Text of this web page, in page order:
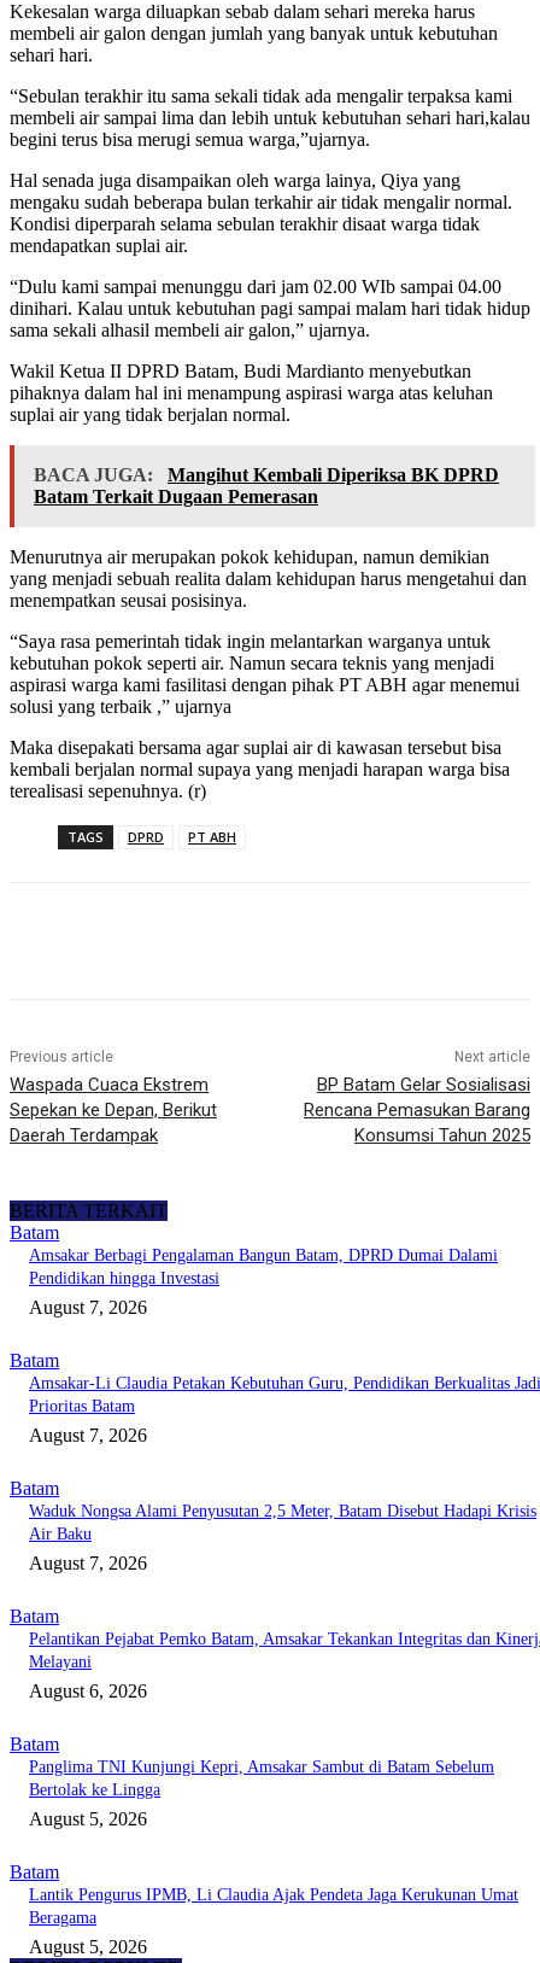
Kekesalan warga diluapkan sebab dalam sehari mereka harus
membeli air galon dengan jumlah yang banyak untuk kebutuhan
sehari hari.
“Sebulan terakhir itu sama sekali tidak ada mengalir terpaksa kami
membeli air sampai lima dan lebih untuk kebutuhan sehari hari,kalau
begini terus bisa merugi semua warga,”ujarnya.
Hal senada juga disampaikan oleh warga lainya, Qiya yang
mengaku sudah beberapa bulan terkahir air tidak mengalir normal.
Kondisi diperparah selama sebulan terakhir disaat warga tidak
mendapatkan suplai air.
“Dulu kami sampai menunggu dari jam 02.00 WIb sampai 04.00
dinihari. Kalau untuk kebutuhan pagi sampai malam hari tidak hidup
sama sekali alhasil membeli air galon,” ujarnya.
Wakil Ketua II DPRD Batam, Budi Mardianto menyebutkan
pihaknya dalam hal ini menampung aspirasi warga atas keluhan
suplai air yang tidak berjalan normal.
BACA JUGA:
Mangihut Kembali Diperiksa BK DPRD
Batam Terkait Dugaan Pemerasan
Menurutnya air merupakan pokok kehidupan, namun demikian
yang menjadi sebuah realita dalam kehidupan harus mengetahui dan
menempatkan seusai posisinya.
“Saya rasa pemerintah tidak ingin melantarkan warganya untuk
kebutuhan pokok seperti air. Namun secara teknis yang menjadi
aspirasi warga kami fasilitasi dengan pihak PT ABH agar menemui
solusi yang terbaik ,” ujarnya
Maka disepakati bersama agar suplai air di kawasan tersebut bisa
kembali berjalan normal supaya yang menjadi harapan warga bisa
terealisasi sepenuhnya. (r)
TAGS DPRD PT ABH
Previous article
Waspada Cuaca Ekstrem
Sepekan ke Depan, Berikut
Daerah Terdampak
Next article
BP Batam Gelar Sosialisasi
Rencana Pemasukan Barang
Konsumsi Tahun 2025
BERITA TERKAIT
Batam
Amsakar Berbagi Pengalaman Bangun Batam, DPRD Dumai Dalami
Pendidikan hingga Investasi
August 7, 2026
Batam
Amsakar-Li Claudia Petakan Kebutuhan Guru, Pendidikan Berkualitas Jadi
Prioritas Batam
August 7, 2026
Batam
Waduk Nongsa Alami Penyusutan 2,5 Meter, Batam Disebut Hadapi Krisis
Air Baku
August 7, 2026
Batam
Pelantikan Pejabat Pemko Batam, Amsakar Tekankan Integritas dan
Melayani
August 6, 2026
Batam
Panglima TNI Kunjungi Kepri, Amsakar Sambut di Batam Sebelum
Bertolak ke Lingga
August 5, 2026
Batam
Lantik Pengurus IPMB, Li Claudia Ajak Pendeta Jaga Kerukunan Umat
Beragama
August 5, 2026